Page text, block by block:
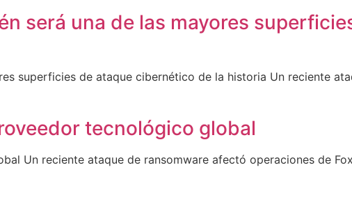
será una de las mayores
superficies de ataque cibernético de la historia Un reciente
tecnológico global
Un reciente ataque de ransomware afectó operaciones de